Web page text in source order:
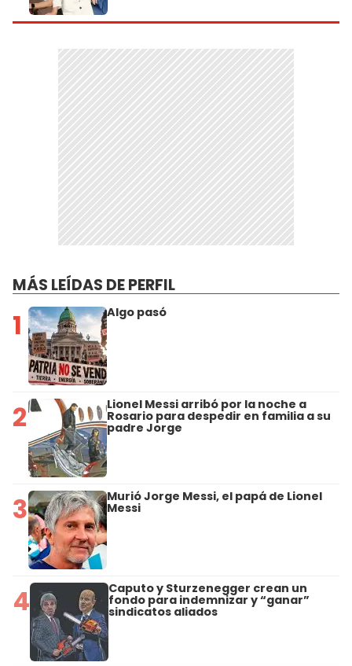
MÁS LEÍDAS DE PERFIL
1 Algo pasó
2 Lionel Messi arribó por la noche a
Rosario para despedir en familia a su
padre Jorge
3 Murió Jorge Messi, el papá de Lionel
Messi
4 Caputo y Sturzenegger crean un
fondo para indemnizar y “ganar”
sindicatos aliados